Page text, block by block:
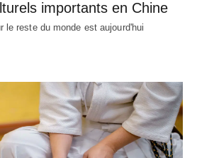
importants en Chine
le reste du monde est aujourd'hui